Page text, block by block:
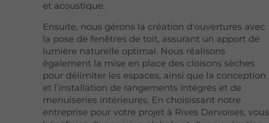
et acoustique.
Ensuite, nous gérons la création d'ouvertures avec
la pose de fenêtres de toit, assurant un apport de
lumière naturelle optimal. Nous réalisons
également la mise en place des cloisons sèches
pour délimiter les espaces, ainsi que la conception
et l'installation de rangements intégrés et de
menuiseries intérieures. En choisissant notre
entreprise pour votre projet à Rives Dervoises, vous